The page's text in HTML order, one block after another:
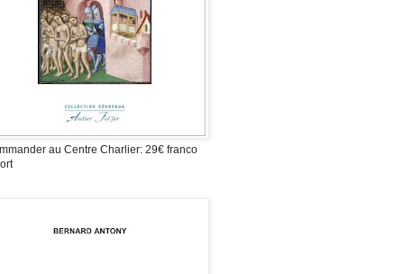
au Centre Charlier: 29€ franco